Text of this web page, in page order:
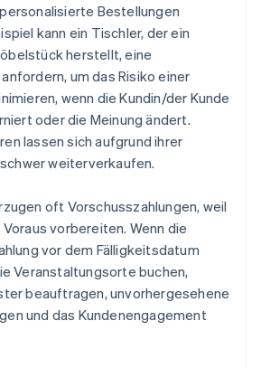
Bestellungen
kann ein Tischler, der ein
herstellt, eine
um das Risiko einer
wenn die Kundin/der Kunde
oder die Meinung ändert.
lassen sich aufgrund ihrer
weiterverkaufen.
oft Vorschusszahlungen, weil
vorbereiten. Wenn die
vor dem Fälligkeitsdatum
Veranstaltungsorte buchen,
beauftragen, unvorhergesehene
und das Kundenengagement